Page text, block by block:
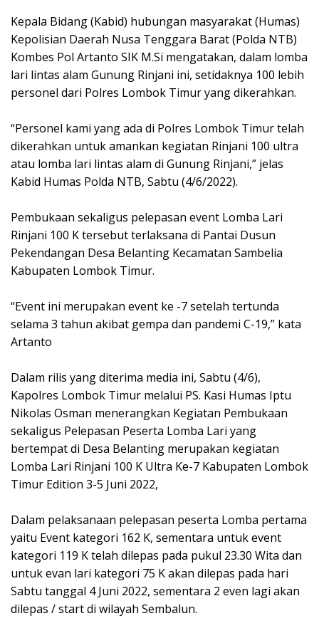
Kepala Bidang (Kabid) hubungan masyarakat (Humas)
Kepolisian Daerah Nusa Tenggara Barat (Polda NTB)
Kombes Pol Artanto SIK M.Si mengatakan, dalam lomba
lari lintas alam Gunung Rinjani ini, setidaknya 100 lebih
personel dari Polres Lombok Timur yang dikerahkan.
“Personel kami yang ada di Polres Lombok Timur telah
dikerahkan untuk amankan kegiatan Rinjani 100 ultra
atau lomba lari lintas alam di Gunung Rinjani,” jelas
Kabid Humas Polda NTB, Sabtu (4/6/2022).
Pembukaan sekaligus pelepasan event Lomba Lari
Rinjani 100 K tersebut terlaksana di Pantai Dusun
Pekendangan Desa Belanting Kecamatan Sambelia
Kabupaten Lombok Timur.
“Event ini merupakan event ke -7 setelah tertunda
selama 3 tahun akibat gempa dan pandemi C-19,” kata
Artanto
Dalam rilis yang diterima media ini, Sabtu (4/6),
Kapolres Lombok Timur melalui PS. Kasi Humas Iptu
Nikolas Osman menerangkan Kegiatan Pembukaan
sekaligus Pelepasan Peserta Lomba Lari yang
bertempat di Desa Belanting merupakan kegiatan
Lomba Lari Rinjani 100 K Ultra Ke-7 Kabupaten Lombok
Timur Edition 3-5 Juni 2022,
Dalam pelaksanaan pelepasan peserta Lomba pertama
yaitu Event kategori 162 K, sementara untuk event
kategori 119 K telah dilepas pada pukul 23.30 Wita dan
untuk evan lari kategori 75 K akan dilepas pada hari
Sabtu tanggal 4 Juni 2022, sementara 2 even lagi akan
dilepas / start di wilayah Sembalun.